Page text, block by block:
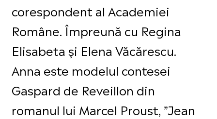
corespondent al Academiei
Române. Împreună cu Regina
Elisabeta și Elena Văcărescu.
Anna este modelul contesei
Gaspard de Reveillon din
romanul lui Marcel Proust, ”Jean